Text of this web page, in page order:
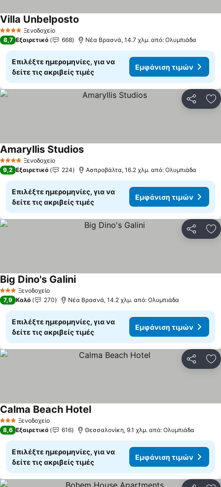
4 ΑστέριαΞενοδοχείο
Villa Unbelposto
8,7 Εξαιρετικό 668 Νέα Βρασνά, 14.7 χλμ. από: Ολυμπιάδα
Επιλέξτε ημερομηνίες, για να
δείτε τις ακριβείς τιμές
Εμφάνιση τιμών
4 ΑστέριαΞενοδοχείο
Amaryllis StudiosΕμφάνιση τιμών
9,2 Εξαιρετικό 224 Ασπροβάλτα, 16.2 χλμ. από: Ολυμπιάδα
Επιλέξτε ημερομηνίες, για να
δείτε τις ακριβείς τιμές
Εμφάνιση τιμών
3 ΑστέριαΞενοδοχείο
Big Dino's GaliniΕμφάνιση τιμών
7,9 Καλό 270 Νέα Βρασνά, 14.2 χλμ. από: Ολυμπιάδα
Επιλέξτε ημερομηνίες, για να
δείτε τις ακριβείς τιμές
Εμφάνιση τιμών
3 ΑστέριαΞενοδοχείο
Calma Beach HotelΕμφάνιση τιμών
8,6 Εξαιρετικό 616 Θεσσαλονίκη, 9.1 χλμ. από: Ολυμπιάδα
Επιλέξτε ημερομηνίες, για να
δείτε τις ακριβείς τιμές
Εμφάνιση τιμών